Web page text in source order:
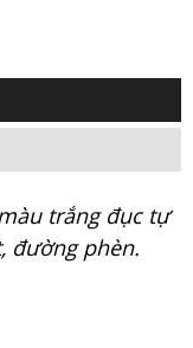
trắng đục tự
đường phèn.